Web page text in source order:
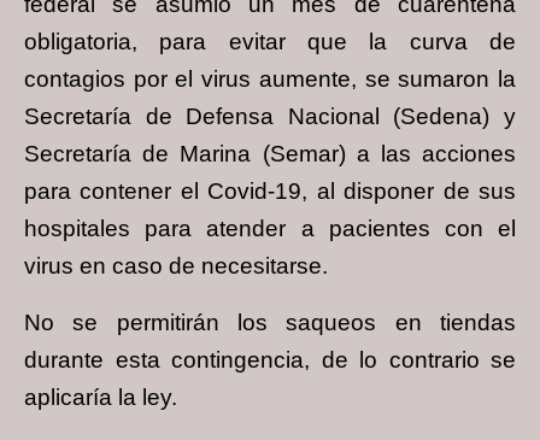
obligatoria, para evitar que la curva de
contagios por el virus aumente, se sumaron la
Secretaría de Defensa Nacional (Sedena) y
Secretaría de Marina (Semar) a las acciones
para contener el Covid-19, al disponer de sus
hospitales para atender a pacientes con el
virus en caso de necesitarse.
No se permitirán los saqueos en tiendas
durante esta contingencia, de lo contrario se
aplicaría la ley.